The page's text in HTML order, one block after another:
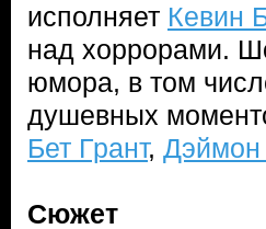
исполняет Кевин
над хоррорами.
юмора, в том
душевных
Бет Грант,
Сюжет